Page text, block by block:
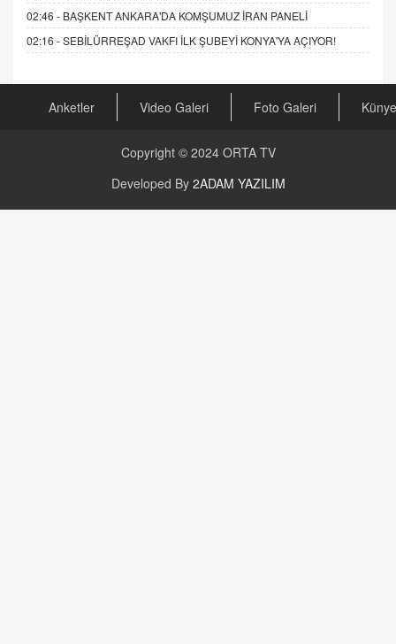
02:46 - BAŞKENT ANKARA'DA KOMŞUMUZ İRAN PANELİ
02:16 -SEBİLÜRREŞAD VAKFI İLK ŞUBEYİ KONYA'YA AÇIYOR!
Anketler Video Galeri Foto Galeri Künye
Copyright © 2024 ORTA TV
Developed By 2ADAM YAZILIM